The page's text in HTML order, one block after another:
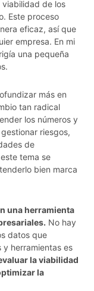
viabilidad de los
Este proceso
eficaz, así que
empresa. En mi
una pequeña
más en
tan radical
los números y
riesgos,
de
tema se
bien marca
una herramienta
No hay
datos que
herramientas es
la viabilidad
la